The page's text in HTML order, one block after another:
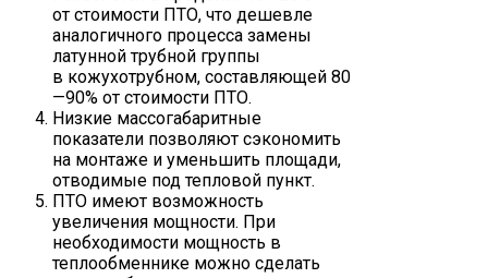
от стоимости ПТО, что дешевле
аналогичного процесса замены
латунной трубной группы
в кожухотрубном, составляющей 80
—90% от стоимости ПТО.
Низкие массогабаритные
показатели позволяют сэкономить
на монтаже и уменьшить площади,
отводимые под тепловой пункт.
ПТО имеют возможность
увеличения мощности. При
необходимости мощность в
теплообменнике можно сделать